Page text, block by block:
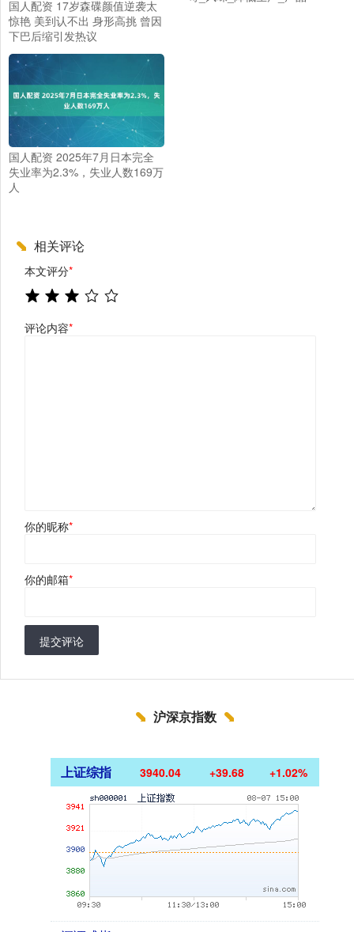
国人配资 17岁森碟颜值逆袭太
惊艳 美到认不出 身形高挑 曾因
下巴后缩引发热议
国人配资 2025年7月日本完全
失业率为2.3%，失业人数169万
人
相关评论
本文评分*
评论内容*
你的昵称*
你的邮箱*
提交评论
沪深京指数
上证综指 3940.04 +39.68 +1.02%